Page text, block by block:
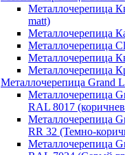
Металлочерепица
matt)
Металлочерепица
Металлочерепица
Металлочерепица
Металлочерепица
Металлочерепица Grand
Металлочерепица
RAL 8017
Металлочерепица
RR 32 (Темно-
Металлочерепица